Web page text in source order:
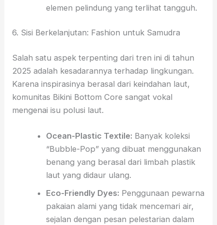
elemen pelindung yang terlihat tangguh.
6. Sisi Berkelanjutan: Fashion untuk Samudra
Salah satu aspek terpenting dari tren ini di tahun
2025 adalah kesadarannya terhadap lingkungan.
Karena inspirasinya berasal dari keindahan laut,
komunitas Bikini Bottom Core sangat vokal
mengenai isu polusi laut.
Ocean-Plastic Textile: Banyak koleksi
“Bubble-Pop” yang dibuat menggunakan
benang yang berasal dari limbah plastik
laut yang didaur ulang.
Eco-Friendly Dyes: Penggunaan pewarna
pakaian alami yang tidak mencemari air,
sejalan dengan pesan pelestarian dalam